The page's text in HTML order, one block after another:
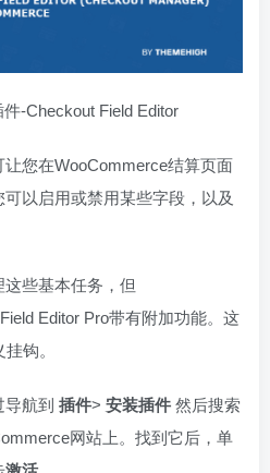
-Checkout Field Editor
您在WooCommerce结算页面
可以启用或禁用某些字段，以及
些基本任务，但
Editor Pro带有附加功能。这
钩。
航到 插件> 安装插件 然后搜索
网站上。找到它后，单